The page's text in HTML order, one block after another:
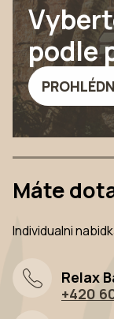
podle
Máte
Individualni
Relax
+420